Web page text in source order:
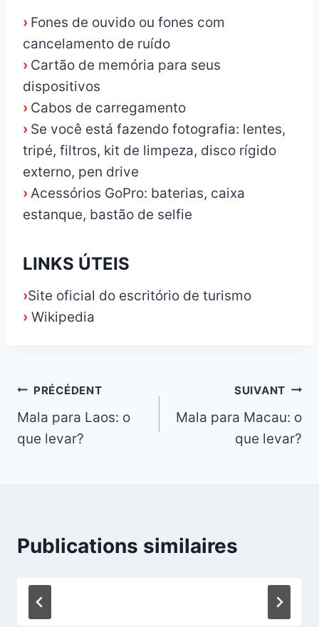
› Fones de ouvido ou fones com
cancelamento de ruído
› Cartão de memória para seus
dispositivos
› Cabos de carregamento
› Se você está fazendo fotografia: lentes,
tripé, filtros, kit de limpeza, disco rígido
externo, pen drive
›Acessórios GoPro: baterias, caixa
estanque, bastão de selfie
LINKS ÚTEIS
›Site oficial do escritório de turismo
› Wikipedia
Navigation
de
l’article
PRÉCÉDENT
Mala para Laos: o
que levar?
SUIVANT
Mala para Macau: o
que levar?
Publications similaires